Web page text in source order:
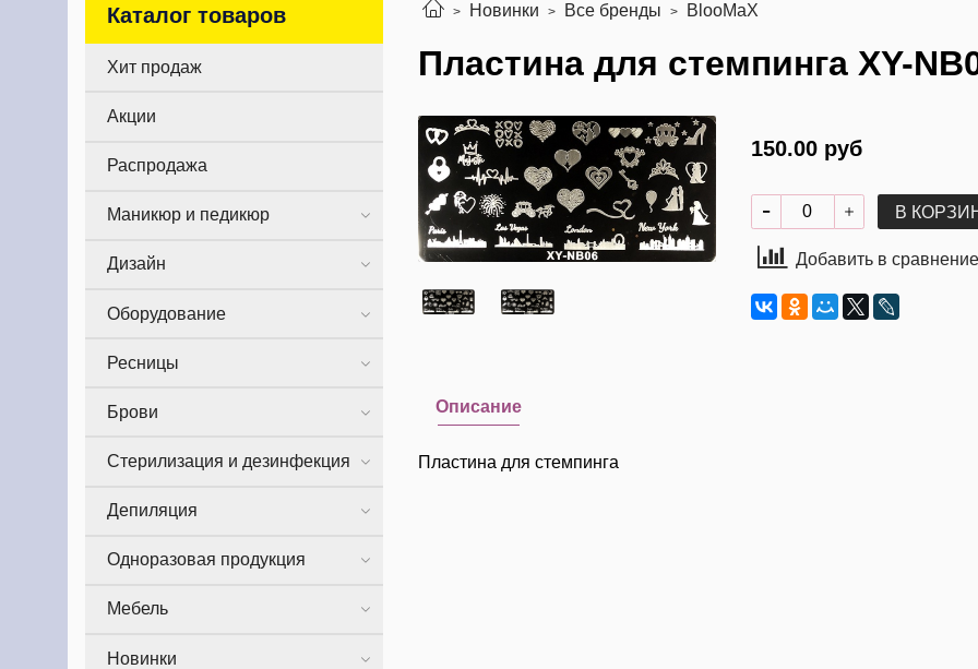
Новинки Все бренды BlooMaX
Пластина для стемпинга XY-
150.00 руб
В
Добавить в сравнение
Описание
Пластина для стемпинга
Каталог товаров
Хит продаж
Акции
Распродажа
Маникюр и педикюр
Дизайн
Оборудование
Ресницы
Брови
Стерилизация и дезинфекция
Депиляция
Одноразовая продукция
Мебель
Новинки